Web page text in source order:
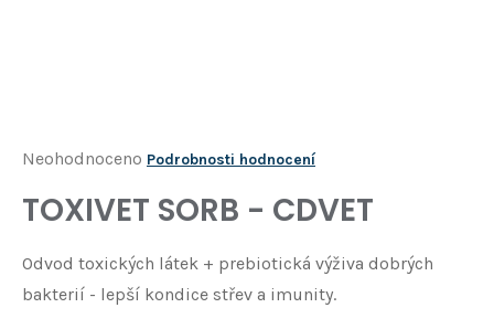
Průměrné
produktu
Neohodnoceno Podrobnosti hodnocení
TOXIVET SORB - CDVET
Odvod toxických látek + prebiotická výživa dobrých
bakterií - lepší kondice střev a imunity.
D
o
p
o
r